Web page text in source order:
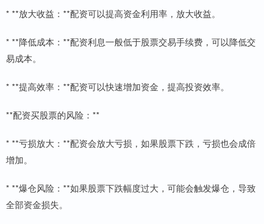
* **放大收益：**配资可以提高资金利用率，放大收益。
* **降低成本：**配资利息一般低于股票交易手续费，可以降低交
易成本。
* **提高效率：**配资可以快速增加资金，提高投资效率。
**配资买股票的风险：**
* **亏损放大：**配资会放大亏损，如果股票下跌，亏损也会成倍
增加。
* **爆仓风险：**如果股票下跌幅度过大，可能会触发爆仓，导致
全部资金损失。